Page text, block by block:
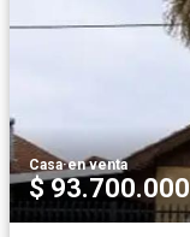
Casa·en venta
$ 93.700.000